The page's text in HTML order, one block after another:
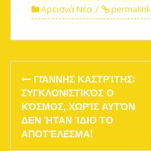
Αρειανά Νέα permalink
Post
navigation
ΓΙΆΝΝΗΣ ΚΑΣΤΡΊΤΗΣ:
ΣΥΓΚΛΟΝΙΣΤΙΚΌΣ Ο
ΚΌΣΜΟΣ, ΧΩΡΊΣ ΑΥΤΌΝ
ΔΕΝ ΉΤΑΝ ΊΔΙΟ ΤΟ
ΑΠΟΤΈΛΕΣΜΑ!